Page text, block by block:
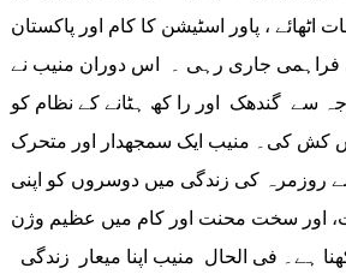
اٹھائے ، پاور اسٹیشن کا کام اور پاکستان
جاری رہی ۔ اس دوران منیب نے
سے گندھک اور را کھ ہٹانے کے نظام کو
کش کی۔ منیب ایک سمجھدار اور متحرک
روزمرہ کی زندگی میں دوسروں کو اپنی
اور سخت محنت اور کام میں عظیم وژن
ہے۔ فی الحال منیب اپنا میعار زندگی